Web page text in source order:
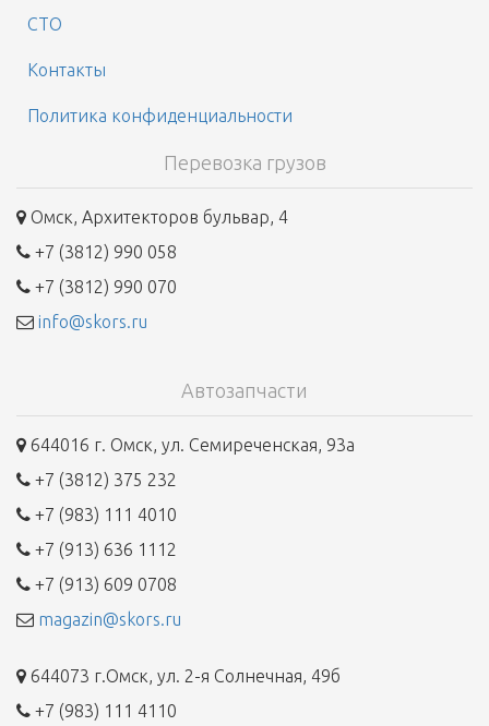
СТО
Контакты
Политика конфиденциальности
Перевозка грузов
Омск, Архитекторов бульвар, 4
+7 (3812) 990 058
+7 (3812) 990 070
info@skors.ru
Автозапчасти
644016 г. Омск, ул. Семиреченская, 93а
+7 (3812) 375 232
+7 (983) 111 4010
+7 (913) 636 1112
+7 (913) 609 0708
magazin@skors.ru
644073 г.Омск, ул. 2-я Солнечная, 49б
+7 (983) 111 4110